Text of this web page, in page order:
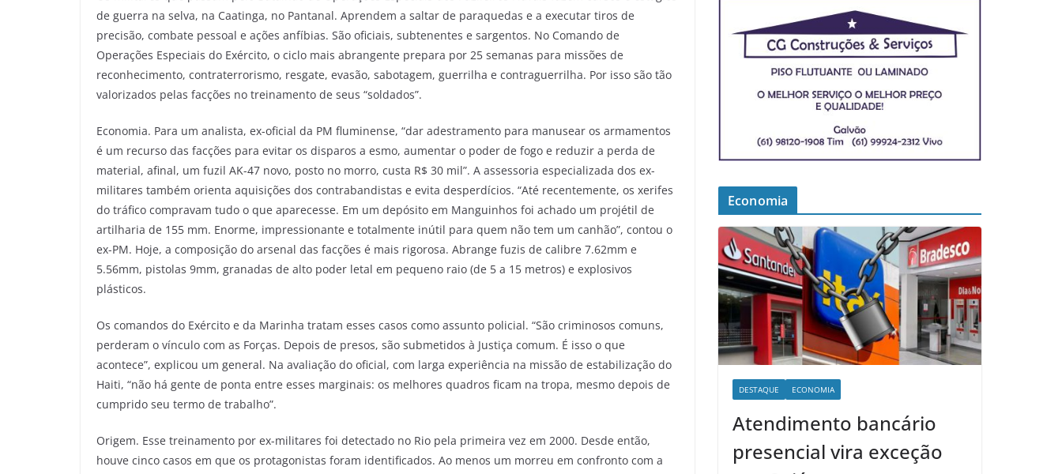
de guerra na selva, na Caatinga, no Pantanal. Aprendem a saltar de paraquedas e a executar tiros de
precisão, combate pessoal e ações anfíbias. São oficiais, subtenentes e sargentos. No Comando de
Operações Especiais do Exército, o ciclo mais abrangente prepara por 25 semanas para missões de
reconhecimento, contraterrorismo, resgate, evasão, sabotagem, guerrilha e contraguerrilha. Por isso são tão
valorizados pelas facções no treinamento de seus “soldados”.
Economia. Para um analista, ex-oficial da PM fluminense, “dar adestramento para manusear os armamentos
é um recurso das facções para evitar os disparos a esmo, aumentar o poder de fogo e reduzir a perda de
material, afinal, um fuzil AK-47 novo, posto no morro, custa R$ 30 mil”. A assessoria especializada dos ex-
militares também orienta aquisições dos contrabandistas e evita desperdícios. “Até recentemente, os xerifes
do tráfico compravam tudo o que aparecesse. Em um depósito em Manguinhos foi achado um projétil de
artilharia de 155 mm. Enorme, impressionante e totalmente inútil para quem não tem um canhão”, contou o
ex-PM. Hoje, a composição do arsenal das facções é mais rigorosa. Abrange fuzis de calibre 7.62mm e
5.56mm, pistolas 9mm, granadas de alto poder letal em pequeno raio (de 5 a 15 metros) e explosivos
plásticos.
Os comandos do Exército e da Marinha tratam esses casos como assunto policial. “São criminosos comuns,
perderam o vínculo com as Forças. Depois de presos, são submetidos à Justiça comum. É isso o que
acontece”, explicou um general. Na avaliação do oficial, com larga experiência na missão de estabilização do
Haiti, “não há gente de ponta entre esses marginais: os melhores quadros ficam na tropa, mesmo depois de
cumprido seu termo de trabalho”.
Origem. Esse treinamento por ex-militares foi detectado no Rio pela primeira vez em 2000. Desde então,
houve cinco casos em que os protagonistas foram identificados. Ao menos um morreu em confronto com a
Economia
DESTAQUE ECONOMIA
Atendimento bancário
presencial vira exceção